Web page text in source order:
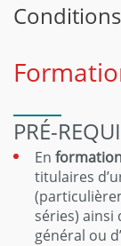
PRÉ-
En
titulaires
séries) ainsi
général ou